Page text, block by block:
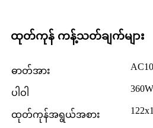
ထုတ်ကုန် ကန့်သတ်ချက်များ
ဓာတ်အား
ပါဝါ 360W
ထုတ်ကုန်အရွယ်အစား